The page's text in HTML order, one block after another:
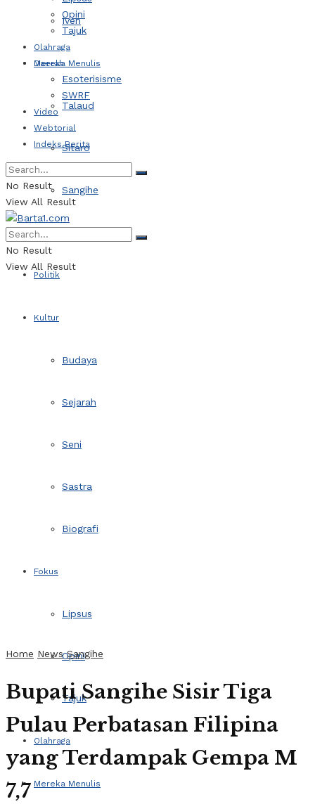
Iven
Daerah
Talaud
Sitaro
Sangihe
Politik
Kultur
Budaya
Sejarah
Seni
Sastra
Biografi
Fokus
Lipsus
Opini
Tajuk
Olahraga
Mereka Menulis
Opini
Tajuk
Olahraga
Mereka Menulis
Esoterisisme
SWRF
Video
Webtorial
Indeks Berita
No Result
View All Result
No Result
View All Result
Home News Sangihe
Bupati Sangihe Sisir Tiga
Pulau Perbatasan Filipina
yang Terdampak Gempa M
7,7